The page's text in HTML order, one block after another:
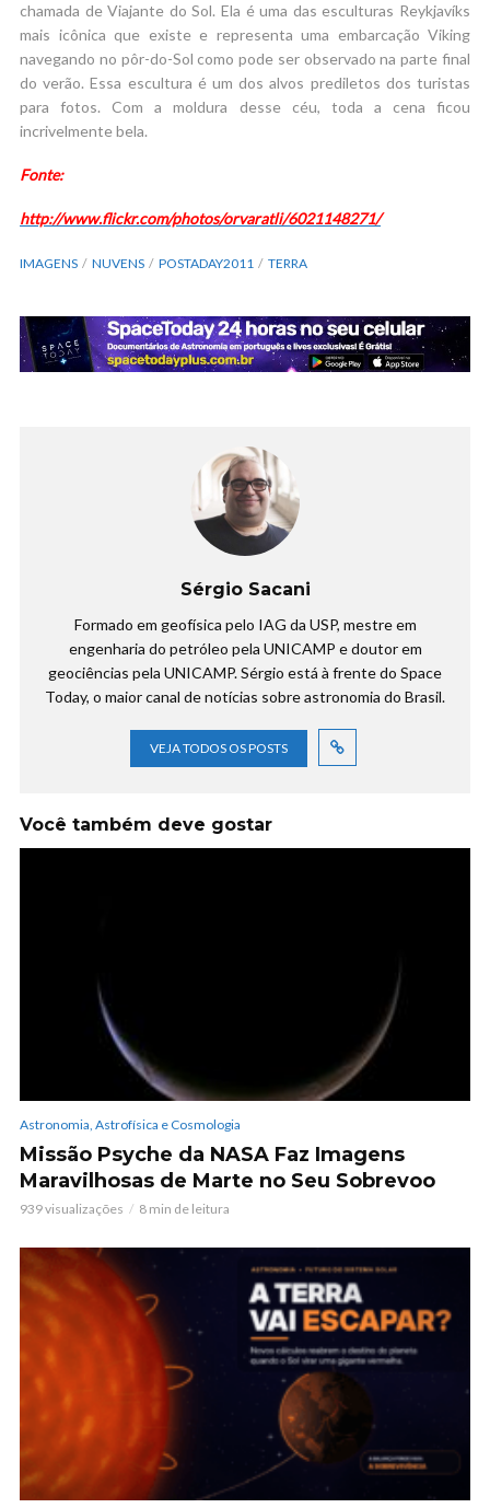
chamada de Viajante do Sol. Ela é uma das esculturas Reykjavíks
mais icônica que existe e representa uma embarcação Viking
navegando no pôr-do-Sol como pode ser observado na parte final
do verão. Essa escultura é um dos alvos prediletos dos turistas
para fotos. Com a moldura desse céu, toda a cena ficou
incrivelmente bela.
Fonte:
http://www.flickr.com/photos/orvaratli/6021148271/
IMAGENS NUVENS POSTADAY2011 TERRA
Sérgio Sacani
Formado em geofísica pelo IAG da USP, mestre em
engenharia do petróleo pela UNICAMP e doutor em
geociências pela UNICAMP. Sérgio está à frente do Space
Today, o maior canal de notícias sobre astronomia do Brasil.
VEJA TODOS OS POSTS
Você também deve gostar
Astronomia, Astrofísica e Cosmologia
Missão Psyche da NASA Faz Imagens
Maravilhosas de Marte no Seu Sobrevoo
939 visualizações 8 min de leitura